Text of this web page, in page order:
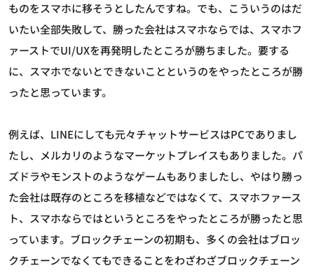
ものをスマホに移そうとしたんですね。でも、こういうのはだ
いたい全部失敗して、勝った会社はスマホならでは、スマホフ
ァーストでUI/UXを再発明したところが勝ちました。要する
に、スマホでないとできないことというのをやったところが勝
ったと思っています。
例えば、LINEにしても元々チャットサービスはPCでありまし
たし、メルカリのようなマーケットプレイスもありました。パ
ズドラやモンストのようなゲームもありましたし、やはり勝っ
た会社は既存のところを移植などではなくて、スマホファース
ト、スマホならではというところをやったところが勝ったと思
っています。ブロックチェーンの初期も、多くの会社はブロッ
クチェーンでなくてもできることをわざわざブロックチェーン